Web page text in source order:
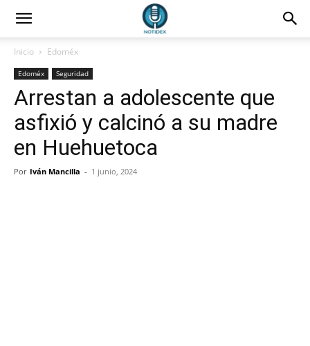
Inicio Edoméx
Edoméx Seguridad
Arrestan a adolescente que
asfixió y calcinó a su madre
en Huehuetoca
Por Iván Mancilla - 1 junio, 2024